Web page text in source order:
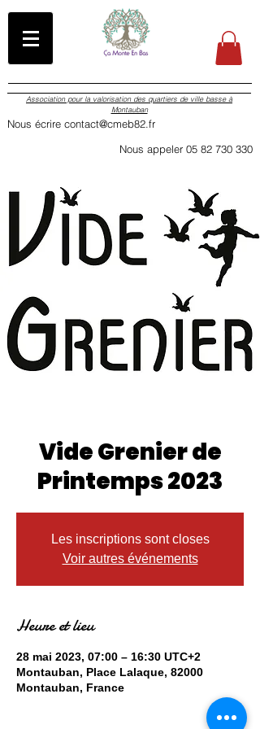
Association pour la valorisation des quartiers de ville basse à
Montauban
Nous écrire contact@cmeb82.fr
Nous appeler 05 82 730 330
Vide Grenier de
Printemps 2023
Les inscriptions sont closes
Voir autres événements
Heure et lieu
28 mai 2023, 07:00 – 16:30 UTC+2
Montauban, Place Lalaque, 82000
Montauban, France